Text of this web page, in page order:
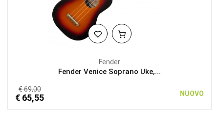
Fender
Fender Venice Soprano Uke,...
€ 69,00
€ 65,55 NUOVO